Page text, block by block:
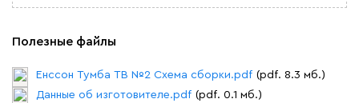
Полезные файлы
Енссон Тумба ТВ №2 Схема сборки.pdf (pdf. 8.3 мб.)
Данные об изготовителе.pdf (pdf. 0.1 мб.)